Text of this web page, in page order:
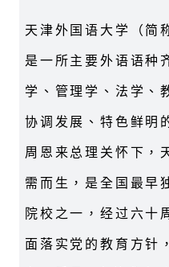
天津外国语大学（简
是一所主要外语语种
学、管理学、法学、
协调发展、特色鲜明
周恩来总理关怀下，
需而生，是全国最早
院校之一，经过六十
面落实党的教育方针